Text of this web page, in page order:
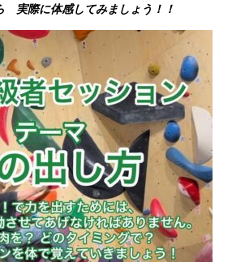
実際に体感してみましょう！！